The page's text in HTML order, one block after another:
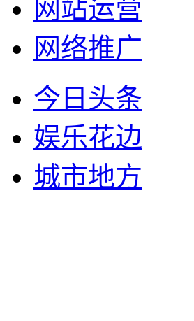
网站运营
网络推广
今日头条
娱乐花边
城市地方